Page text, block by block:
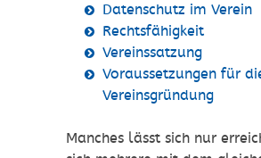
Datenschutz im Verein
Rechtsfähigkeit
Vereinssatzung
Voraussetzungen für
Vereinsgründung
Manches lässt sich nur